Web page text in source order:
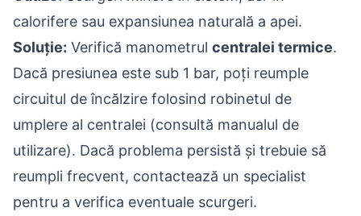
calorifere sau expansiunea naturală a apei.
Soluție: Verifică manometrul centralei termice.
Dacă presiunea este sub 1 bar, poți reumple
circuitul de încălzire folosind robinetul de
umplere al centralei (consultă manualul de
utilizare). Dacă problema persistă și trebuie să
reumpli frecvent, contactează un specialist
pentru a verifica eventuale scurgeri.